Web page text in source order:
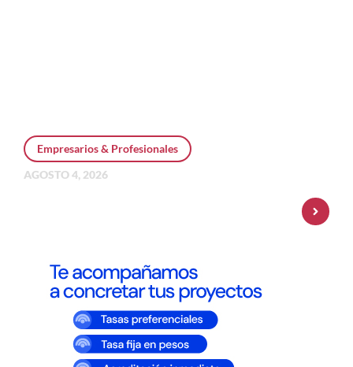
Empresarios & Profesionales
AGOSTO 4, 2026